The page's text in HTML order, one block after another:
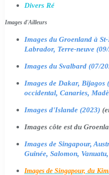
Divers Ré
Images d'Ailleurs
Images du Groenland à
Labrador, Terre-neuve
Images du Svalbard (07/
Images de Dakar, Bijagos
occidental, Canaries,
Images d'Islande (2023)
Images côte est du
Images de Singapour,
Guinée, Salomon,
Images de Singapour, du